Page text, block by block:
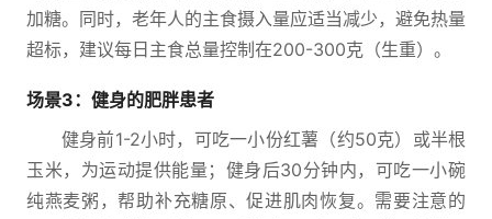
加糖。同时，老年人的主食摄入量应适当减少，避免热量
超标，建议每日主食总量控制在200-300克（生重）。
场景3：健身的肥胖患者
健身前1-2小时，可吃一小份红薯（约50克）或半根
玉米，为运动提供能量；健身后30分钟内，可吃一小碗
纯燕麦粥，帮助补充糖原、促进肌肉恢复。需要注意的